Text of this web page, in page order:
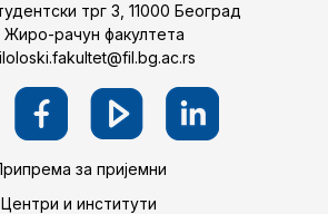
трг 3, 11000 Београд
Жиро-рачун факултета
за пријемни
Центри и институти